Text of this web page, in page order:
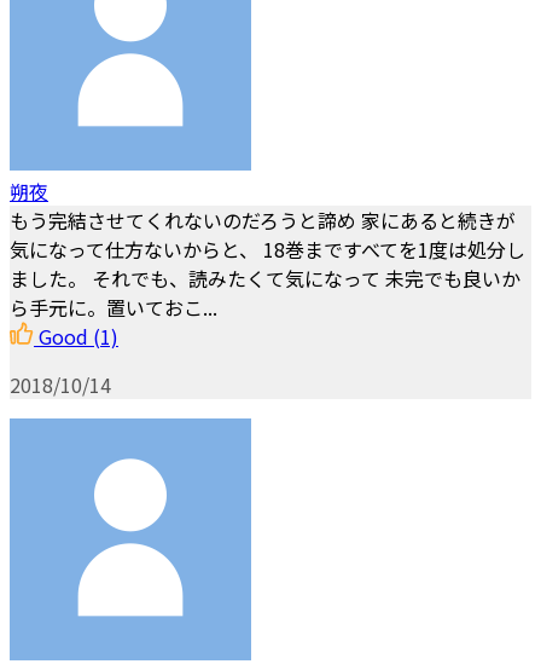
朔夜
もう完結させてくれないのだろうと諦め 家にあると続きが
気になって仕方ないからと、 18巻まですべてを1度は処分し
ました。 それでも、読みたくて気になって 未完でも良いか
ら手元に。置いておこ...
Good (1)
2018/10/14